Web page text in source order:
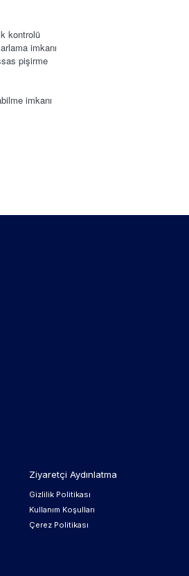
kontrolü
imkanı
pişirme
imkanı
Ziyaretçi Aydınlatma
Gizlilik Politikası
Kullanım Koşulları
Çerez Politikası